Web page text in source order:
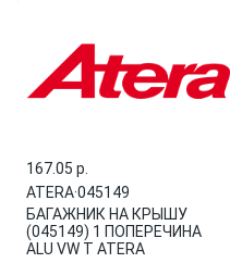
167.05 p.
ATERA·045149
БАГАЖНИК НА КРЫШУ
(045149) 1 ПОПЕРЕЧИНА
ALU VW T ATERA